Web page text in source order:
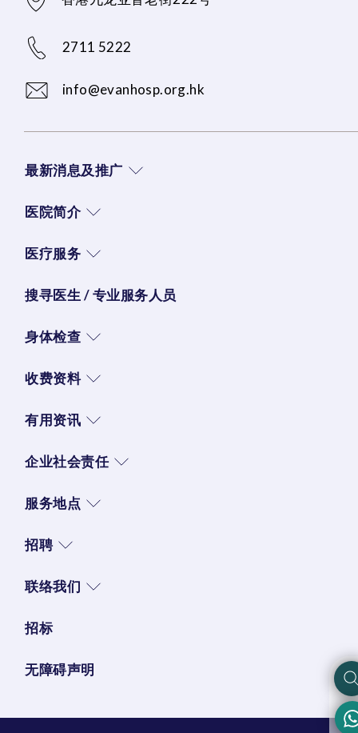
2711 5222
info@evanhosp.org.hk
最新消息及推广
医院简介
医疗服务
搜寻医生 / 专业服务人员
身体检查
收费资料
有用资讯
企业社会责任
服务地点
招聘
联络我们
招标
无障碍声明